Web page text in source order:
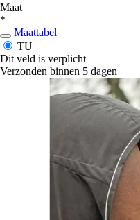
Maat
*
Maattabel
TU
Dit veld is verplicht
Verzonden binnen 5 dagen